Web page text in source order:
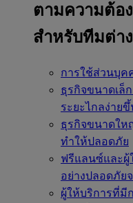
ตามความต้อ
สำหรับทีมต่า
การใช้ส่วนบุค
ธุรกิจขนาดเล็ก
ระยะไกลง่าย
ธุรกิจขนาดให
ทำให้ปลอดภัย
ฟรีแลนซ์และผู้
อย่างปลอดภัย
ผู้ให้บริการที่มี